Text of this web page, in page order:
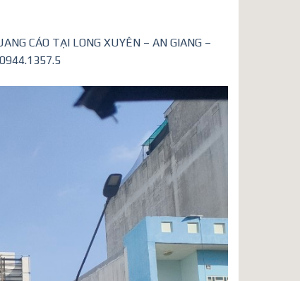
CÁO TẠI LONG XUYÊN – AN GIANG –